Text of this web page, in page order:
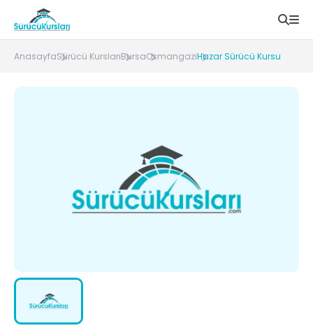
AnasayfaSürücü KurslarıBursaOsmangaziHazar Sürücü Kursu